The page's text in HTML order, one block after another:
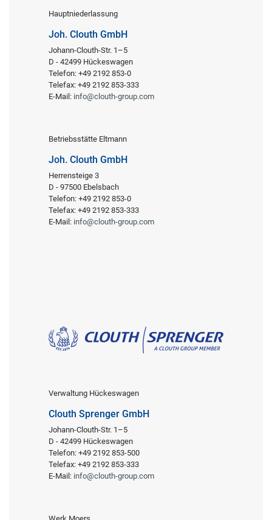
Hauptniederlassung
Joh. Clouth GmbH
Johann-Clouth-Str. 1–5
D - 42499 Hückeswagen
Telefon: +49 2192 853-0
Telefax: +49 2192 853-333
E-Mail: info@clouth-group.com
Betriebsstätte Eltmann
Joh. Clouth GmbH
Herrensteige 3
D - 97500 Ebelsbach
Telefon: +49 2192 853-0
Telefax: +49 2192 853-333
E-Mail: info@clouth-group.com
Verwaltung Hückeswagen
Clouth Sprenger GmbH
Johann-Clouth-Str. 1–5
D - 42499 Hückeswagen
Telefon: +49 2192 853-500
Telefax: +49 2192 853-333
E-Mail: info@clouth-group.com